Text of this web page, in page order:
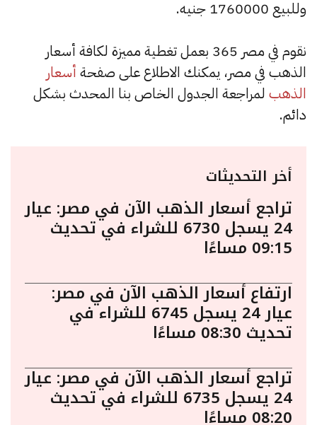
وللبيع 1760000 جنيه.
نقوم في مصر 365 بعمل تغطية مميزة لكافة أسعار
الذهب في مصر، يمكنك الاطلاع على صفحة أسعار
الذهب لمراجعة الجدول الخاص بنا المحدث بشكل
دائم.
أخر التحديثات
تراجع أسعار الذهب الآن في مصر: عيار
24 يسجل 6730 للشراء في تحديث
09:15 مساءًا
ارتفاع أسعار الذهب الآن في مصر:
عيار 24 يسجل 6745 للشراء في
تحديث 08:30 مساءًا
تراجع أسعار الذهب الآن في مصر: عيار
24 يسجل 6735 للشراء في تحديث
08:20 مساءًا